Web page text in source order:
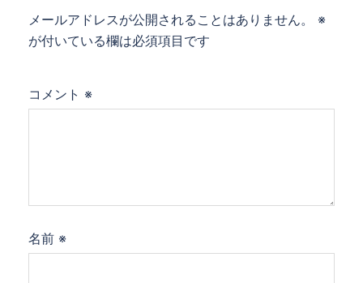
メールアドレスが公開されることはありません。
※
が付いている欄は必須項目です
コメント ※
名前 ※